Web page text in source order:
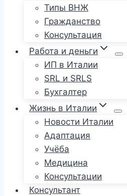
Типы ВНЖ
Гражданство
Консультация
Работа и деньги
ИП в Италии
SRL и SRLS
Бухгалтер
Жизнь в Италии
Новости Италии
Адаптация
Учёба
Медицина
Консультации
Консультант